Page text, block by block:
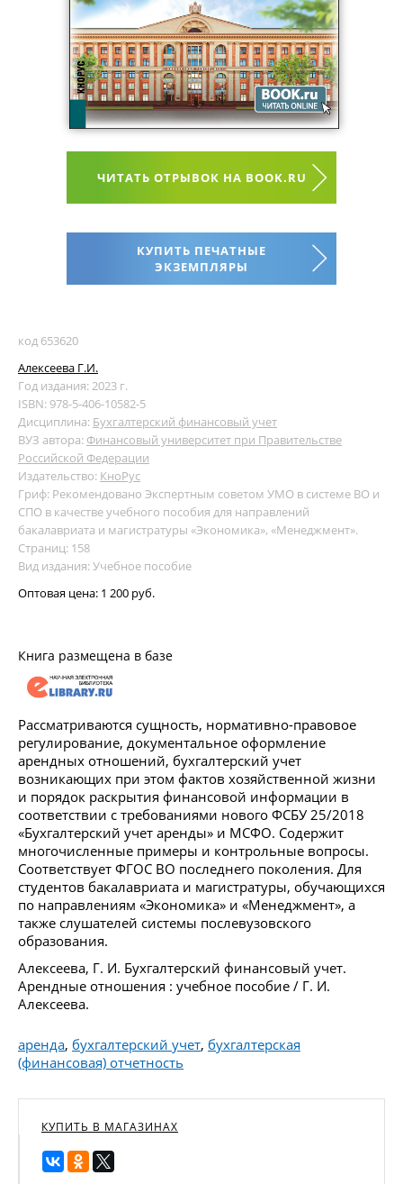
ЧИТАТЬ ОТРЫВОК НА BOOK.RU
КУПИТЬ ПЕЧАТНЫЕ
ЭКЗЕМПЛЯРЫ
код 653620
Алексеева Г.И.
Год издания: 2023 г.
ISBN: 978-5-406-10582-5
Дисциплина: Бухгалтерский финансовый учет
ВУЗ автора: Финансовый университет при Правительстве
Российской Федерации
Издательство: КноРус
Гриф: Рекомендовано Экспертным советом УМО в системе ВО и
СПО в качестве учебного пособия для направлений
бакалавриата и магистратуры «Экономика», «Менеджмент».
Страниц: 158
Вид издания: Учебное пособие
Оптовая цена: 1 200 руб.
Книга размещена в базе
Рассматриваются сущность, нормативно-правовое
регулирование, документальное оформление
арендных отношений, бухгалтерский учет
возникающих при этом фактов хозяйственной жизни
и порядок раскрытия финансовой информации в
соответствии с требованиями нового ФСБУ 25/2018
«Бухгалтерский учет аренды» и МСФО. Содержит
многочисленные примеры и контрольные вопросы.
Соответствует ФГОС ВО последнего поколения. Для
студентов бакалавриата и магистратуры, обучающихся
по направлениям «Экономика» и «Менеджмент», а
также слушателей системы послевузовского
образования.
Алексеева, Г. И. Бухгалтерский финансовый учет.
Арендные отношения : учебное пособие / Г. И.
Алексеева.
аренда, бухгалтерский учет, бухгалтерская
(финансовая) отчетность
КУПИТЬ В МАГАЗИНАХ